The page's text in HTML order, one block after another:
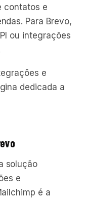
contatos e
Para Brevo,
ou integrações
e
dedicada a
solução
e
é a